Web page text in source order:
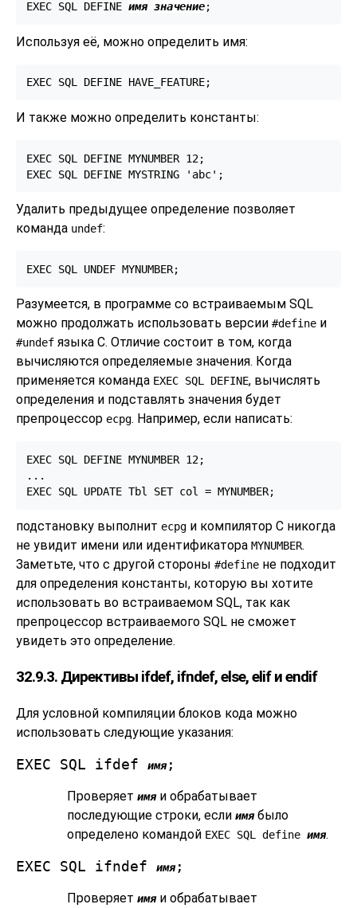
EXEC SQL DEFINE имя значение;
Используя её, можно определить имя:
EXEC SQL DEFINE HAVE_FEATURE;
И также можно определить константы:
EXEC SQL DEFINE MYNUMBER 12;
EXEC SQL DEFINE MYSTRING 'abc';
Удалить предыдущее определение позволяет
команда undef:
EXEC SQL UNDEF MYNUMBER;
Разумеется, в программе со встраиваемым SQL
можно продолжать использовать версии #define и
#undef языка C. Отличие состоит в том, когда
вычисляются определяемые значения. Когда
применяется команда EXEC SQL DEFINE, вычислять
определения и подставлять значения будет
препроцессор ecpg. Например, если написать:
EXEC SQL DEFINE MYNUMBER 12;
...
EXEC SQL UPDATE Tbl SET col = MYNUMBER;
подстановку выполнит ecpg и компилятор C никогда
не увидит имени или идентификатора MYNUMBER.
Заметьте, что с другой стороны #define не подходит
для определения константы, которую вы хотите
использовать во встраиваемом SQL, так как
препроцессор встраиваемого SQL не сможет
увидеть это определение.
32.9.3. Директивы ifdef, ifndef, else, elif и endif
Для условной компиляции блоков кода можно
использовать следующие указания:
EXEC SQL ifdef имя;
Проверяет имяи обрабатывает
последующие строки, если имябыло
определено командой EXEC SQL define имя.
EXEC SQL ifndef имя;
Проверяет имяи обрабатывает